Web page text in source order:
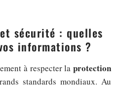
sécurité : quelles
informations ?
à respecter la protection
standards mondiaux. Au